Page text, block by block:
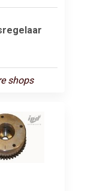
shops